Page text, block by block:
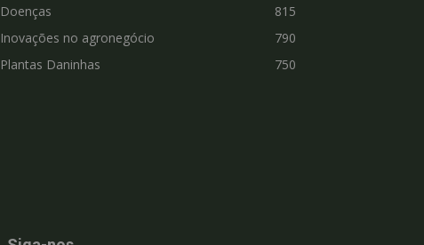
Doenças
815
Inovações no agronegócio
790
Plantas Daninhas
750